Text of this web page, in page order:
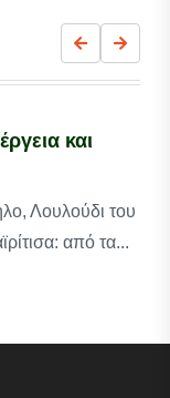
και
Λουλούδι του
από τα...